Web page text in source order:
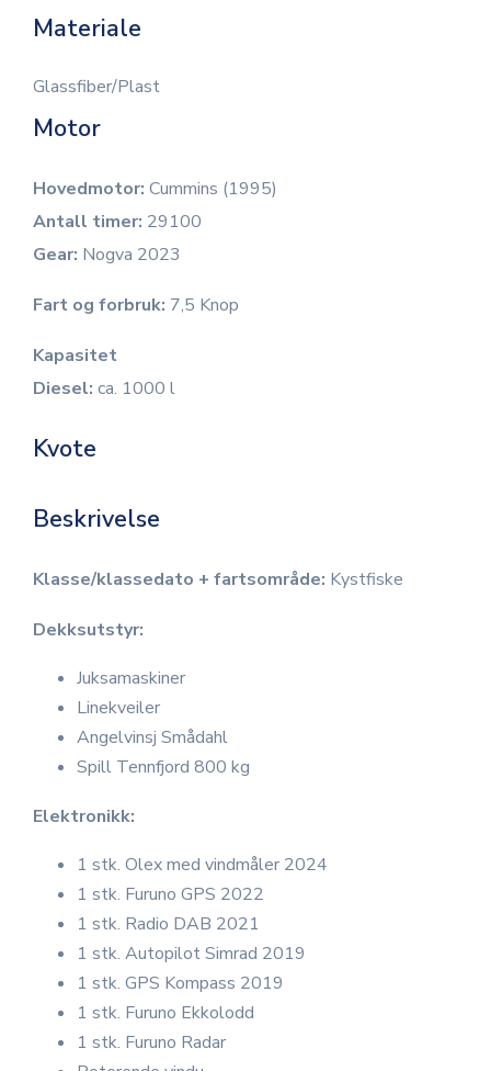
Materiale
Glassfiber/Plast
Motor
Hovedmotor: Cummins (1995)
Antall timer: 29100
Gear: Nogva 2023
Fart og forbruk: 7,5 Knop
Kapasitet
Diesel: ca. 1000 l
Kvote
Beskrivelse
Klasse/klassedato + fartsområde: Kystfiske
Dekksutstyr:
Juksamaskiner
Linekveiler
Angelvinsj Smådahl
Spill Tennfjord 800 kg
Elektronikk:
1 stk. Olex med vindmåler 2024
1 stk. Furuno GPS 2022
1 stk. Radio DAB 2021
1 stk. Autopilot Simrad 2019
1 stk. GPS Kompass 2019
1 stk. Furuno Ekkolodd
1 stk. Furuno Radar